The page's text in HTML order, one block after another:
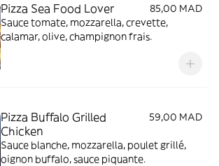
Pizza Sea Food Lover
85,00 MAD
Sauce tomate, mozzarella, crevette,
calamar, olive, champignon frais.
Pizza Buffalo Grilled
Chicken
59,00 MAD
Sauce blanche, mozzarella, poulet grillé,
oignon buffalo, sauce piquante.